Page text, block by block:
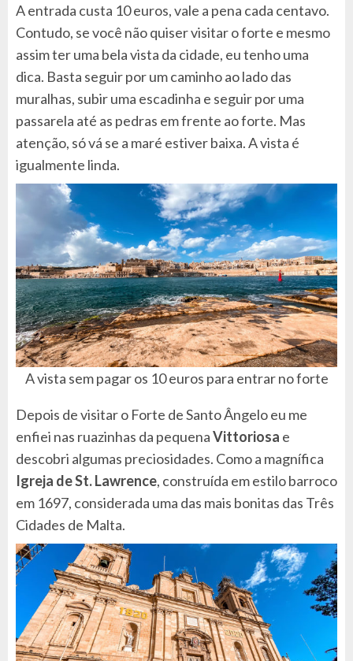
A entrada custa 10 euros, vale a pena cada centavo.
Contudo, se você não quiser visitar o forte e mesmo
assim ter uma bela vista da cidade, eu tenho uma
dica. Basta seguir por um caminho ao lado das
muralhas, subir uma escadinha e seguir por uma
passarela até as pedras em frente ao forte. Mas
atenção, só vá se a maré estiver baixa. A vista é
igualmente linda.
A vista sem pagar os 10 euros para entrar no forte
Depois de visitar o Forte de Santo Ângelo eu me
enfiei nas ruazinhas da pequenaVittoriosa e
descobri algumas preciosidades. Como a magnífica
Igreja de St. Lawrence, construída em estilo barroco
em 1697, considerada uma das mais bonitas das Três
Cidades de Malta.